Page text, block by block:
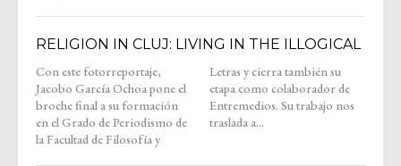
RELIGION IN CLUJ: LIVING IN THE ILLOGICAL
Con este fotorreportaje,
Jacobo García Ochoa pone el
broche final a su formación
en el Grado de Periodismo de
la Facultad de Filosofía y
Letras y cierra también su
etapa como colaborador de
Entremedios. Su trabajo nos
traslada a...